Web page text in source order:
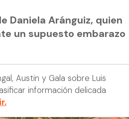
Daniela Aránguiz, quien
un supuesto embarazo
Austin y Gala sobre Luis
información delicada